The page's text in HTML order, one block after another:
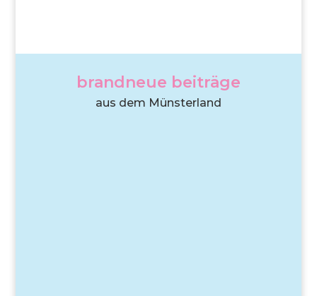
brandneue beiträge
aus dem Münsterland